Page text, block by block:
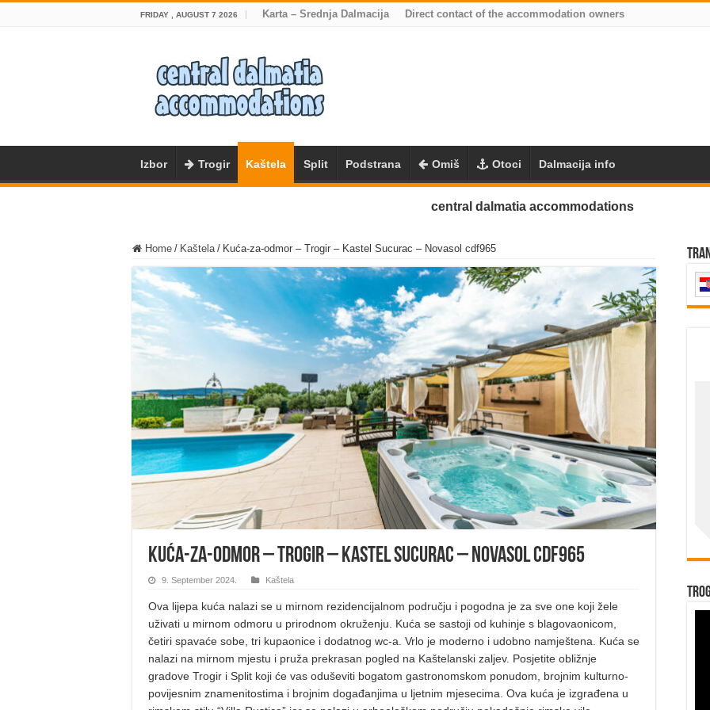
FRIDAY , AUGUST 7 2026 Karta – Srednja Dalmacija Direct contact of the accommodation owners
Izbor Trogir Kaštela Split Podstrana Omiš Otoci Dalmacija info
central dalmatia accommodations
Home / Kaštela / Kuća-za-odmor – Trogir – Kastel Sucurac – Novasol cdf965
Kuća-za-odmor – Trogir – Kastel Sucurac – Novasol cdf965
9. September 2024. Kaštela
Ova lijepa kuća nalazi se u mirnom rezidencijalnom području i pogodna je za sve one koji žele
uživati u mirnom odmoru u prirodnom okruženju. Kuća se sastoji od kuhinje s blagovaonicom,
četiri spavaće sobe, tri kupaonice i dodatnog wc-a. Vrlo je moderno i udobno namještena. Kuća se
nalazi na mirnom mjestu i pruža prekrasan pogled na Kaštelanski zaljev. Posjetite obližnje
gradove Trogir i Split koji će vas oduševiti bogatom gastronomskom ponudom, brojnim kulturno-
povijesnim znamenitostima i brojnim događanjima u ljetnim mjesecima. Ova kuća je izgrađena u